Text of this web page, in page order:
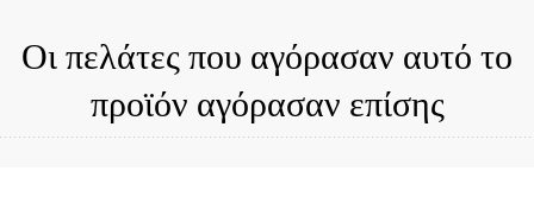
Οι πελάτες που αγόρασαν αυτό το
προϊόν αγόρασαν επίσης